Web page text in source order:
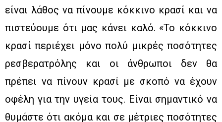
είναι λάθος να πίνουμε κόκκινο κρασί και να
πιστεύουμε ότι μας κάνει καλό. «Το κόκκινο
κρασί περιέχει μόνο πολύ μικρές ποσότητες
ρεσβερατρόλης και οι άνθρωποι δεν θα
πρέπει να πίνουν κρασί με σκοπό να έχουν
οφέλη για την υγεία τους. Είναι σημαντικό να
θυμάστε ότι ακόμα και σε μέτριες ποσότητες